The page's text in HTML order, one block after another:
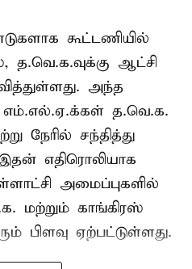
கூட்டணியில்
த.வெ.க.வுக்கு ஆட்சி
அந்த
த.வெ.க.
நேரில் சந்தித்து
எதிரொலியாக
அமைப்புகளில்
மற்றும் காங்கிரஸ்
பிளவு ஏற்பட்டுள்ளது.